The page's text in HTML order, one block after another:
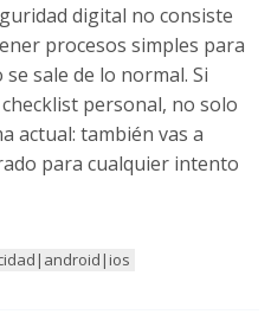
digital no consiste
procesos simples para
sale de lo normal. Si
personal, no solo
actual: también vas a
para cualquier intento